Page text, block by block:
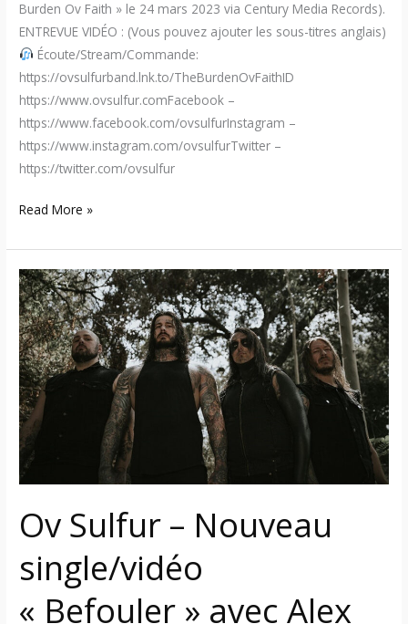
Burden Ov Faith » le 24 mars 2023 via Century Media Records).
ENTREVUE VIDÉO : (Vous pouvez ajouter les sous-titres anglais)
Écoute/Stream/Commande:
https://ovsulfurband.lnk.to/TheBurdenOvFaithID
https://www.ovsulfur.comFacebook –
https://www.facebook.com/ovsulfurInstagram –
https://www.instagram.com/ovsulfurTwitter –
https://twitter.com/ovsulfur
Read More »
Ov Sulfur – Nouveau
single/vidéo
« Befouler » avec Alex
Ov
Sulfur
–
Nouveau
single/vidéo
« Befouler »
avec
Alex
Terrible